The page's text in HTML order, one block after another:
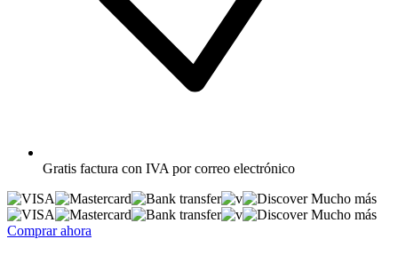
Gratis factura con IVA por correo electrónico
Mucho más
Mucho más
Comprar ahora